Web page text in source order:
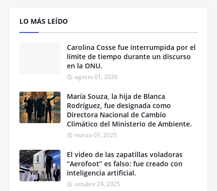
LO MÁS LEÍDO
Carolina Cosse fue interrumpida por el
límite de tiempo durante un discurso
en la ONU.
agosto 01, 2026
María Souza, la hija de Blanca
Rodríguez, fue designada como
Directora Nacional de Cambio
Climático del Ministerio de Ambiente.
marzo 07, 2025
El video de las zapatillas voladoras
“Aerofoot” es falso: fue creado con
inteligencia artificial.
octubre 24, 2025